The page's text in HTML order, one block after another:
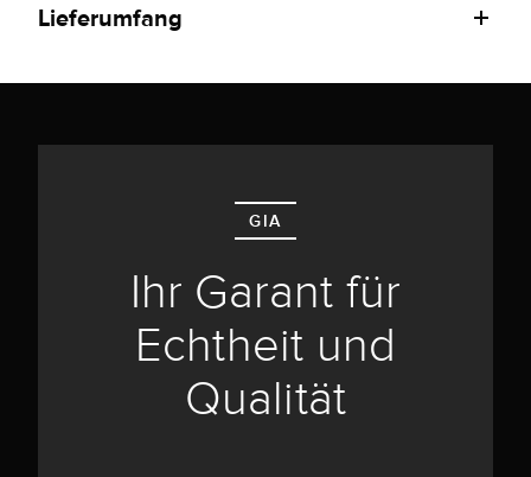
Lieferumfang
GIA
Ihr Garant für
Echtheit und
Qualität